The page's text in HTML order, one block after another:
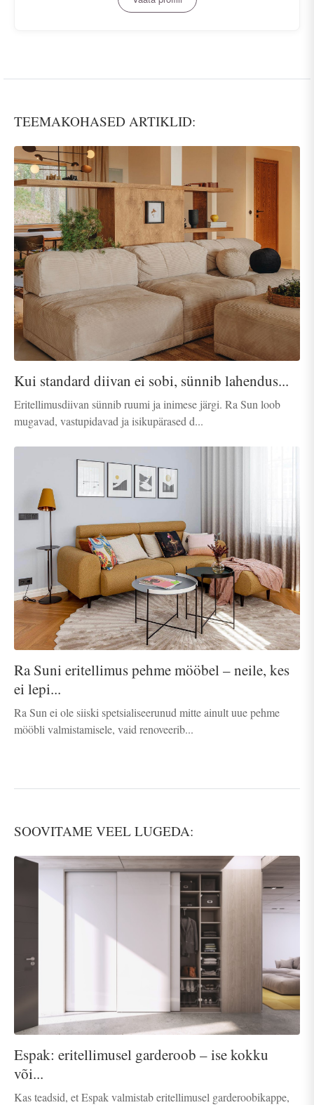
TEEMAKOHASED ARTIKLID:
Kui standard diivan ei sobi, sünnib lahendus...
Eritellimusdiivan sünnib ruumi ja inimese järgi. Ra Sun loob
mugavad, vastupidavad ja isikupärased d...
Ra Suni eritellimus pehme mööbel – neile, kes
ei lepi...
Ra Sun ei ole siiski spetsialiseerunud mitte ainult uue pehme
mööbli valmistamisele, vaid renoveerib...
SOOVITAME VEEL LUGEDA:
Espak: eritellimusel garderoob – ise kokku
või...
Kas teadsid, et Espak valmistab eritellimusel garderoobikappe,